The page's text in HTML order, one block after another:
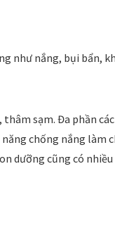
như nắng, bụi bẩn,
sạm. Đa phần các
chống nắng làm
dưỡng cũng có nhiều